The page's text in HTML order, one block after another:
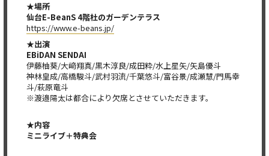
★場所
仙台E-BeanS 4階杜のガーデンテラス
https://www.e-beans.jp/
★出演
EBiDAN SENDAI
伊藤柚葵/大﨑翔真/黒木淳良/成田粋/水上星矢/矢島優斗
神林皇成/高橋駿斗/武村羽流/千葉悠斗/富谷景/成瀬慧/門馬幸
斗/萩原竜斗
※渡邉陽太は都合により欠席とさせていただきます。
★内容
ミニライブ＋特典会